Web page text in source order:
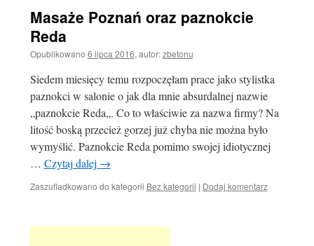
Masaże Poznań oraz paznokcie
Reda
Opublikowano 6 lipca 2016, autor: zbetonu
Siedem miesięcy temu rozpoczęłam prace jako stylistka
paznokci w salonie o jak dla mnie absurdalnej nazwie
„paznokcie Reda„. Co to właściwie za nazwa firmy? Na
litość boską przecież gorzej już chyba nie można było
wymyślić. Paznokcie Reda pomimo swojej idiotycznej
… Czytaj dalej →
Zaszufladkowano do kategorii Bez kategorii | Dodaj komentarz